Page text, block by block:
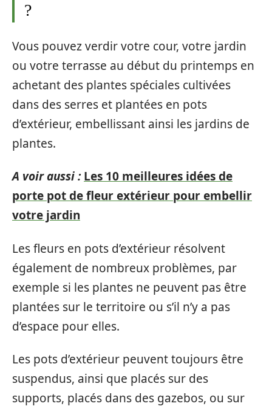
?
Vous pouvez verdir votre cour, votre jardin
ou votre terrasse au début du printemps en
achetant des plantes spéciales cultivées
dans des serres et plantées en pots
d’extérieur, embellissant ainsi les jardins de
plantes.
A voir aussi : Les 10 meilleures idées de
porte pot de fleur extérieur pour embellir
votre jardin
Les fleurs en pots d’extérieur résolvent
également de nombreux problèmes, par
exemple si les plantes ne peuvent pas être
plantées sur le territoire ou s’il n’y a pas
d’espace pour elles.
Les pots d’extérieur peuvent toujours être
suspendus, ainsi que placés sur des
supports, placés dans des gazebos, ou sur